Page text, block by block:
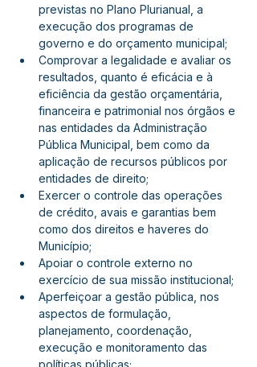
previstas no Plano Plurianual, a
execução dos programas de
governo e do orçamento municipal;
Comprovar a legalidade e avaliar os
resultados, quanto é eficácia e à
eficiência da gestão orçamentária,
financeira e patrimonial nos órgãos e
nas entidades da Administração
Pública Municipal, bem como da
aplicação de recursos públicos por
entidades de direito;
Exercer o controle das operações
de crédito, avais e garantias bem
como dos direitos e haveres do
Município;
Apoiar o controle externo no
exercício de sua missão institucional;
Aperfeiçoar a gestão pública, nos
aspectos de formulação,
planejamento, coordenação,
execução e monitoramento das
políticas públicas;